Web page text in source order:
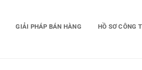
GIẢI PHÁP BÁN HÀNG HỒ SƠ CÔNG